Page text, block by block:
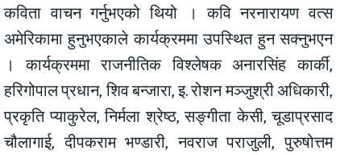
कविता वाचन गर्नुभएको थियो । कवि नरनारायण वत्स
अमेरिकामा हुनुभएकाले कार्यक्रममा उपस्थित हुन सक्नुभएन
। कार्यक्रममा राजनीतिक विश्लेषक अनारसिंह कार्की,
हरिगोपाल प्रधान, शिव बन्जारा, इ. रोशन मञ्जुश्री अधिकारी,
प्रकृति प्याकुरेल, निर्मला श्रेष्ठ, सङ्गीता केसी, चूडाप्रसाद
चौलागाई, दीपकराम भण्डारी, नवराज पराजुली, पुरुषोत्तम